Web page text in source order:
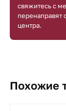
свяжитесь с
перенаправят
центра.
Похожие